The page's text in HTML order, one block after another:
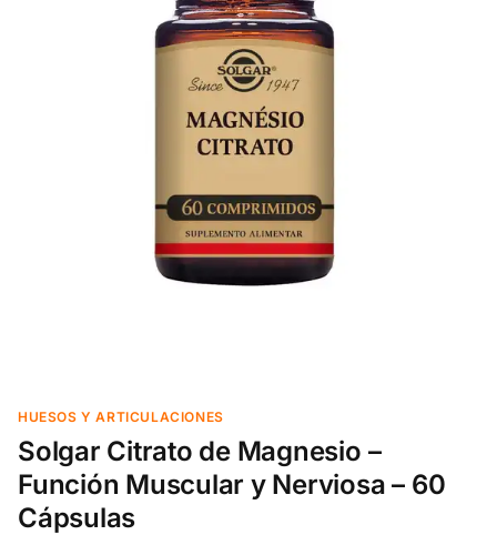
HUESOS Y ARTICULACIONES
Solgar Citrato de Magnesio –
Función Muscular y Nerviosa – 60
Cápsulas